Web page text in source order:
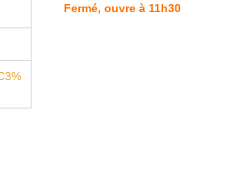
Fermé, ouvre à 11h30